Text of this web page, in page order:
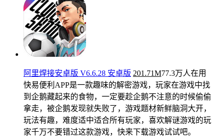
阿里焊接安卓版 V6.6.28 安卓版 201.71M77.3万人在用
快易便利APP是一款趣味的解密游戏，玩家在游戏中找
到企鹅藏起来的食物，一定要趁企鹅不注意的时候偷偷
拿走，被企鹅发现就失败了，游戏题材新鲜脑洞大开，
玩法有趣，难度适中适合所有玩家，喜欢解谜游戏的玩
家千万不要错过这款游戏，快来下载游戏试试吧。